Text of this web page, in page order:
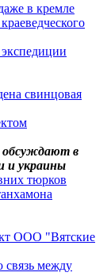
в кремле
свинцовая
обсуждают в
и украины
тюрков
ООО "Вятские
связь между